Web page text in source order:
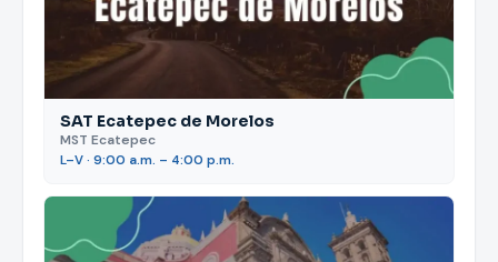
SAT Ecatepec de Morelos
MST Ecatepec
L–V · 9:00 a.m. – 4:00 p.m.